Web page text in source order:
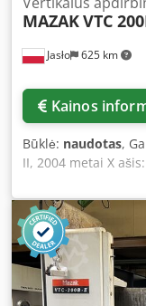
Jasło 625 km
MAZAKVTC
Kainos
Būklė: naudotas,
II, 2004 metai X
mm Velenas: maks.
aušinimas (IKZ)
Stalo apkrova: 800
Dkodpfxjylnxkj An
greitis: 12 000
Taip
Taip Aušinimo